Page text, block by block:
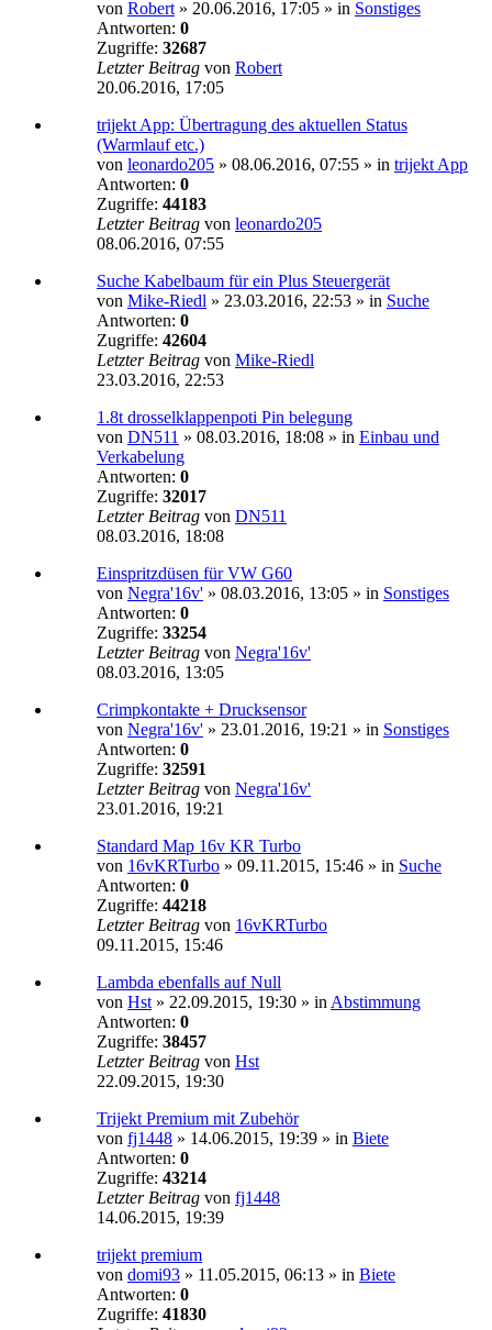
von Robert » 20.06.2016, 17:05 » in Sonstiges
Antworten: 0
Zugriffe: 32687
Letzter Beitrag von Robert
20.06.2016, 17:05
trijekt App: Übertragung des aktuellen Status
(Warmlauf etc.)
von leonardo205 » 08.06.2016, 07:55 » in trijekt App
Antworten: 0
Zugriffe: 44183
Letzter Beitrag von leonardo205
08.06.2016, 07:55
Suche Kabelbaum für ein Plus Steuergerät
von Mike-Riedl » 23.03.2016, 22:53 » in Suche
Antworten: 0
Zugriffe: 42604
Letzter Beitrag von Mike-Riedl
23.03.2016, 22:53
1.8t drosselklappenpoti Pin belegung
von DN511 » 08.03.2016, 18:08 » in Einbau und
Verkabelung
Antworten: 0
Zugriffe: 32017
Letzter Beitrag von DN511
08.03.2016, 18:08
Einspritzdüsen für VW G60
von Negra'16v' » 08.03.2016, 13:05 » in Sonstiges
Antworten: 0
Zugriffe: 33254
Letzter Beitrag von Negra'16v'
08.03.2016, 13:05
Crimpkontakte + Drucksensor
von Negra'16v' » 23.01.2016, 19:21 » in Sonstiges
Antworten: 0
Zugriffe: 32591
Letzter Beitrag von Negra'16v'
23.01.2016, 19:21
Standard Map 16v KR Turbo
von 16vKRTurbo » 09.11.2015, 15:46 » in Suche
Antworten: 0
Zugriffe: 44218
Letzter Beitrag von 16vKRTurbo
09.11.2015, 15:46
Lambda ebenfalls auf Null
von Hst » 22.09.2015, 19:30 » in Abstimmung
Antworten: 0
Zugriffe: 38457
Letzter Beitrag von Hst
22.09.2015, 19:30
Trijekt Premium mit Zubehör
von fj1448 » 14.06.2015, 19:39 » in Biete
Antworten: 0
Zugriffe: 43214
Letzter Beitrag von fj1448
14.06.2015, 19:39
trijekt premium
von domi93 » 11.05.2015, 06:13 » in Biete
Antworten: 0
Zugriffe: 41830